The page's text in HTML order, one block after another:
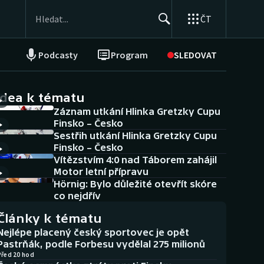
ČT
Podcasty Program SLEDOVAT
NEPŘEHLÉDNĚTE
Historické návraty
Aplikace ČT sport
AZ kvíz
k tématu
Záznam utkání Hlinka Gretzky Cupu
Finsko – Česko
Sestřih utkání Hlinka Gretzky Cupu
Finsko – Česko
Vítězstvím 4:0 nad Táborem zahájil
Motor letní přípravu
Hörnig: Bylo důležité otevřít skóre
co nejdřív
k tématu
placený český sportovec je opět
podle Forbesu vydělal 275 milionů
20 hod